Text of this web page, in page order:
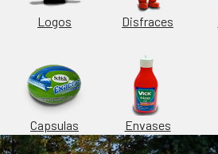
Logos Disfraces
Capsulas Envases